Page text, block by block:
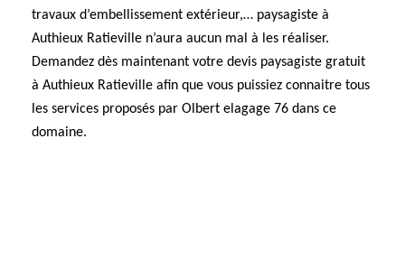
travaux d’embellissement extérieur,… paysagiste à
Authieux Ratieville n’aura aucun mal à les réaliser.
Demandez dès maintenant votre devis paysagiste gratuit
à Authieux Ratieville afin que vous puissiez connaitre tous
les services proposés par Olbert elagage 76 dans ce
domaine.